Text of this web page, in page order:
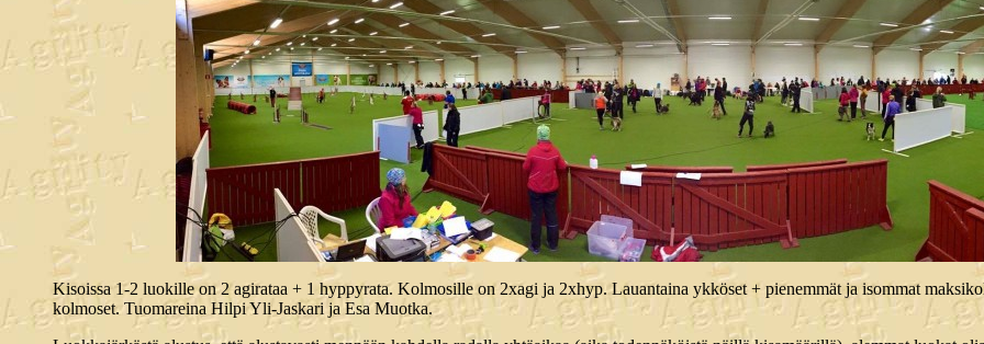
Kisoissa 1-2 luokille on 2 agirataa + 1 hyppyrata. Kolmosille on 2xagi ja 2xhyp. Lauantaina ykköset + pienemmät ja isommat
kolmoset. Tuomareina Hilpi Yli-Jaskari ja Esa Muotka.